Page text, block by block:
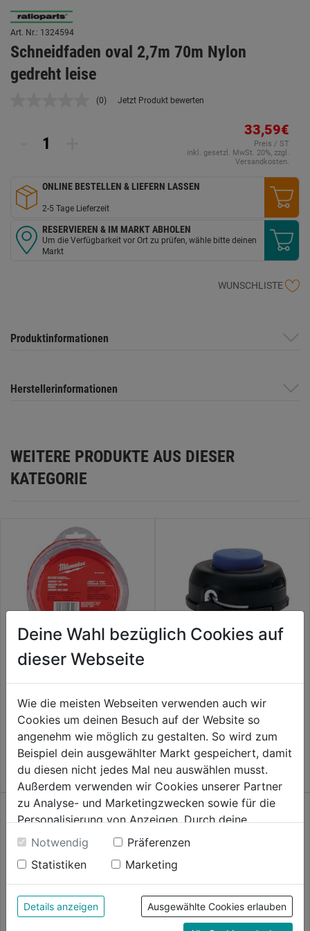
Art. Nr.: 1324594
Schneidfaden oval 2,7m 70m Nylon
gedreht leise
Kein
(0) Jetzt Produkt bewerten
33,59€
Preis / ST
inkl. gesetzl. MwSt. 20%, zzgl.
Versandkosten.
ONLINE BESTELLEN & LIEFERN LASSEN
2-5 Tage Lieferzeit
RESERVIEREN & IM MARKT ABHOLEN
Um die Verfügbarkeit vor Ort zu prüfen, wähle bitte deinen
Markt
WUNSCHLISTE
Produktinformationen
Herstellerinformationen
WEITERE PRODUKTE AUS DIESER
KATEGORIE
Schneidfaden 2,0mm x 45m
0.0 (0)
0.0
von
Sternen.
35,59€
Trimmerkopf T35
0.0 (0)
0.0
von
5
Sternen.
35,99€
Deine Wahl bezüglich Cookies auf
dieser Webseite
Wie die meisten Webseiten verwenden auch wir
Cookies um deinen Besuch auf der Website so
angenehm wie möglich zu gestalten. So wird zum
Beispiel dein ausgewählter Markt gespeichert, damit
du diesen nicht jedes Mal neu auswählen musst.
Außerdem verwenden wir Cookies unserer Partner
zu Analyse- und Marketingzwecken sowie für die
Personalisierung von Anzeigen. Durch deine
Einwilligung werden die Daten von Drittanbieter,
unter anderem auch in den USA, verarbeitet.
Durch Klick auf "Alle Cookies erlauben" stimmst du
der Verwendung aller Cookies zu. Unter "Details
anzeigen" findest du alle Infos zu den
unterschiedlichen Cookies, unter "Cookies
Notwendig
Präferenzen
Statistiken
Marketing
Details anzeigen Ausgewählte Cookies erlauben